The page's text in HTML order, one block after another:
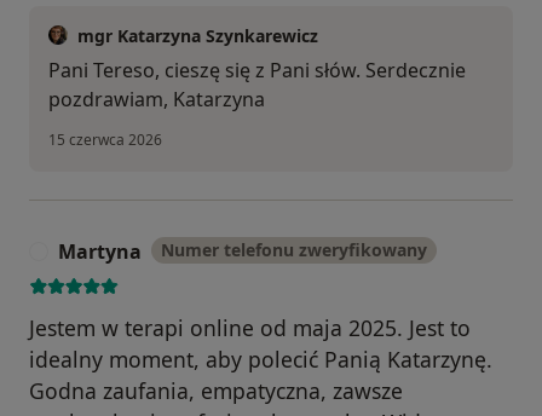
mgr Katarzyna Szynkarewicz
Pani Tereso, cieszę się z Pani słów. Serdecznie
pozdrawiam, Katarzyna
15 czerwca 2026
Martyna Numer telefonu zweryfikowany
Jestem w terapi online od maja 2025. Jest to
idealny moment, aby polecić Panią Katarzynę.
Godna zaufania, empatyczna, zawsze